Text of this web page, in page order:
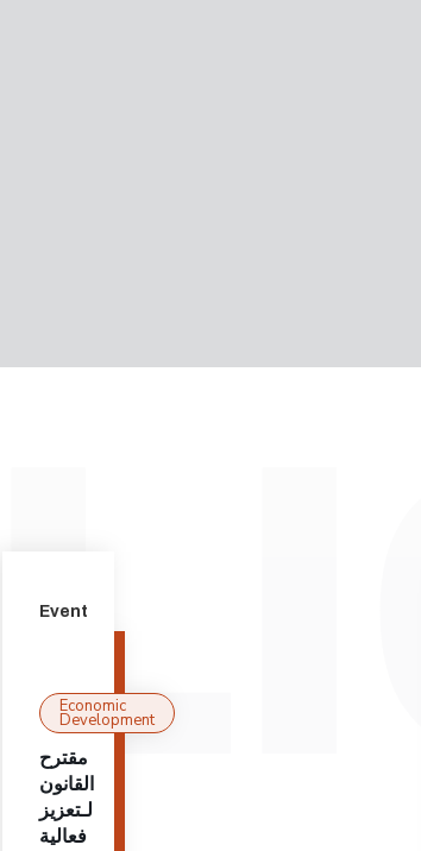
Event
Economic
Development
مقترح
القانون
لـتعزيز
فعالية